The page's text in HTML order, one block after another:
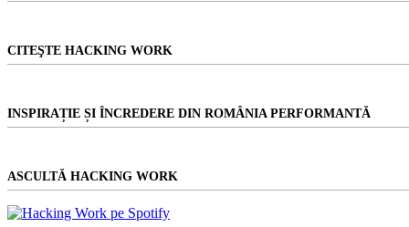
CITEŞTE HACKING WORK
INSPIRAȚIE ȘI ÎNCREDERE DIN ROMÂNIA PERFORMANTĂ
ASCULTĂ HACKING WORK